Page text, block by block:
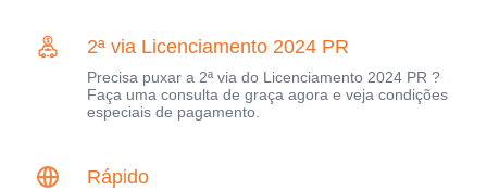
2ª via Licenciamento 2024 PR
Precisa puxar a 2ª via do Licenciamento 2024 PR ?
Faça uma consulta de graça agora e veja condições
especiais de pagamento.
Rápido